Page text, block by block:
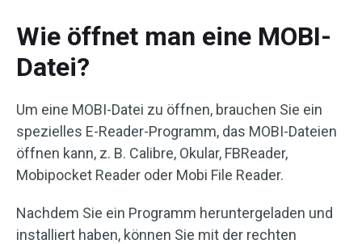
Wie öffnet man eine MOBI-
Datei?
Um eine MOBI-Datei zu öffnen, brauchen Sie ein
spezielles E-Reader-Programm, das MOBI-Dateien
öffnen kann, z. B. Calibre, Okular, FBReader,
Mobipocket Reader oder Mobi File Reader.
Nachdem Sie ein Programm heruntergeladen und
installiert haben, können Sie mit der rechten